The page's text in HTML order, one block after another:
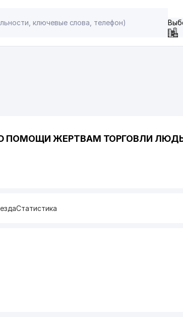
ПОМОЩИ ЖЕРТВАМ ТОРГОВЛИ
Статистика